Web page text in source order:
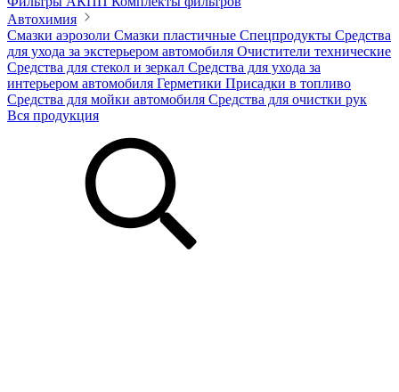
Автохимия
Смазки аэрозоли Смазки пластичные Спецпродукты Средства
для ухода за экстерьером автомобиля Очистители технические
Средства для стекол и зеркал Средства для ухода за
интерьером автомобиля Герметики Присадки в топливо
Средства для мойки автомобиля Средства для очистки рук
Вся продукция